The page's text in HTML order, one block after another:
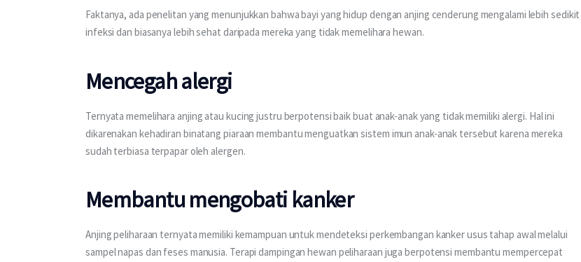
Faktanya, ada penelitan yang menunjukkan bahwa bayi yang hidup dengan anjing cenderung mengalami lebih sedikit
infeksi dan biasanya lebih sehat daripada mereka yang tidak memelihara hewan.
Mencegah alergi
Ternyata memelihara anjing atau kucing justru berpotensi baik buat anak-anak yang tidak memiliki alergi. Hal ini
dikarenakan kehadiran binatang piaraan membantu menguatkan sistem imun anak-anak tersebut karena mereka
sudah terbiasa terpapar oleh alergen.
Membantu mengobati kanker
Anjing peliharaan ternyata memiliki kemampuan untuk mendeteksi perkembangan kanker usus tahap awal melalui
sampel napas dan feses manusia. Terapi dampingan hewan peliharaan juga berpotensi membantu mempercepat